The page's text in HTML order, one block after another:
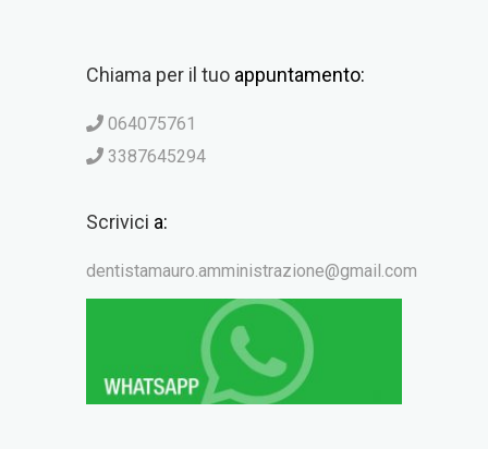
Chiama per il tuo appuntamento:
064075761
3387645294
Scrivici a:
dentistamauro.amministrazione@gmail.com